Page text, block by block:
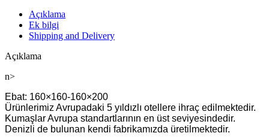
Açıklama
Ek bilgi
Shipping and Delivery
Açıklama
n>
Ebat: 160×160-160×200
Ürünlerimiz Avrupadaki 5 yıldızlı otellere ihraç edilmektedir.
Kumaşlar Avrupa standartlarının en üst seviyesindedir.
Denizli de bulunan kendi fabrikamızda üretilmektedir.